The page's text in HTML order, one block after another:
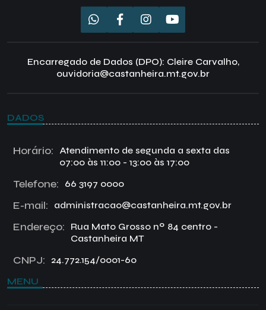
Encarregado de Dados (DPO): Cleire Carvalho,
ouvidoria@castanheira.mt.gov.br
DADOS
Horário:
Atendimento de segunda a sexta das
07:00 às 11:00 - 13:00 às 17:00
Telefone: 66 3197 0000
E-mail: administracao@castanheira.mt.gov.br
Endereço:
Rua Mato Grosso nº 84 centro -
Castanheira MT
CNPJ: 24.772.154/0001-60
MENU